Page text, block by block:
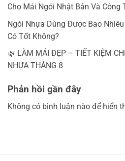
Cho Mái Ngói Nhật Bản Và Công
Ngói Nhựa Dùng Được Bao
Có Tốt Không?
🌿 LÀM MÁI ĐẸP – TIẾT KIỆM
NHỰA THÁNG 8
Phản hồi gần đây
Không có bình luận nào để hiển